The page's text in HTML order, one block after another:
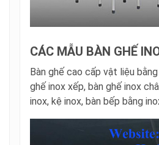
CÁC MẪU BÀN GHẾ
Bàn ghế cao cấp vật liệu
ghế inox xếp, bàn ghế inox
inox, kệ inox, bàn bếp bằng